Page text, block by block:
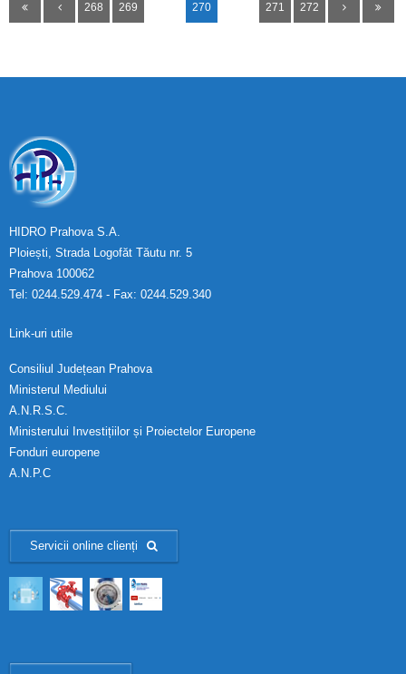
268 269 270 271 272
HIDRO Prahova S.A.
Ploiești, Strada Logofăt Tăutu nr. 5
Prahova 100062
Tel: 0244.529.474 - Fax: 0244.529.340
Link-uri utile
Consiliul Județean Prahova
Ministerul Mediului
A.N.R.S.C.
Ministerului Investițiilor și Proiectelor Europene
Fonduri europene
A.N.P.C
Servicii online clienți